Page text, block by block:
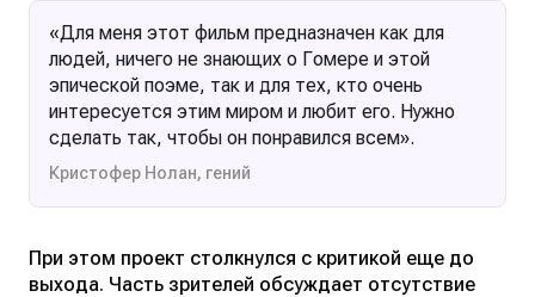
«Для меня этот фильм предназначен как для
людей, ничего не знающих о Гомере и этой
эпической поэме, так и для тех, кто очень
интересуется этим миром и любит его. Нужно
сделать так, чтобы он понравился всем».
Кристофер Нолан, гений
При этом проект столкнулся с критикой еще до
выхода. Часть зрителей обсуждает отсутствие